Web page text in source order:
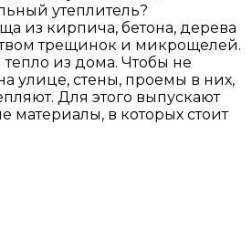
утеплитель?
из кирпича, бетона, дерева
трещинок и микрощелей.
тепло из дома. Чтобы не
улице, стены, проемы в них,
Для этого выпускают
материалы, в которых стоит